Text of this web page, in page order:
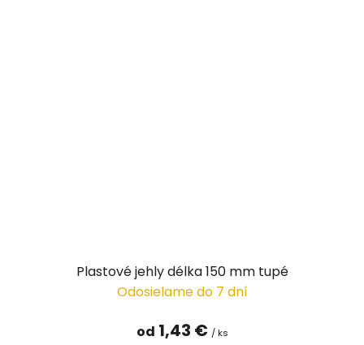
Plastové jehly délka 150 mm tupé
Odosielame do 7 dní
od 1,43 € / ks